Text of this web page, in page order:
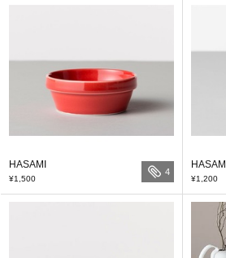
HASAMI
¥1,500
4
HASAMI
¥1,200